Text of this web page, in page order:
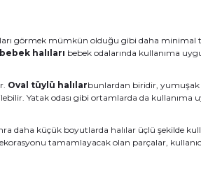
görmek mümkün olduğu gibi daha
halıları bebek odalarında kullanıma
Oval tüylü halılarbunlardan biridir, yumuşak
Yatak odası gibi ortamlarda da
daha küçük boyutlarda halılar üçlü şekilde
tamamlayacak olan parçalar,